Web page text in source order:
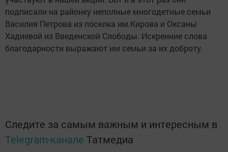
подписали на районку неполные многодетные семьи
Василия Петрова из поселка им.Кирова и Оксаны
Хадиевой из Введенской Слободы. Искренние слова
благодарности выражают им семьи за их доброту.
Следите за самым важным и интересным в
Telegram-канале Татмедиа